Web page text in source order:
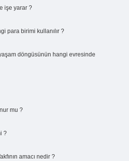
işe yarar ?
para birimi kullanılır ?
döngüsünün hangi evresinde
mu ?
?
amacı nedir ?